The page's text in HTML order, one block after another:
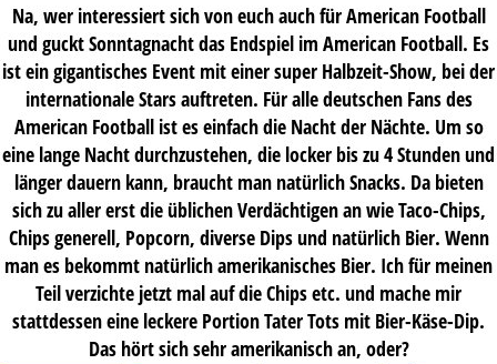
Na, wer interessiert sich von euch auch für American Football
und guckt Sonntagnacht das Endspiel im American Football. Es
ist ein gigantisches Event mit einer super Halbzeit-Show, bei der
internationale Stars auftreten. Für alle deutschen Fans des
American Football ist es einfach die Nacht der Nächte. Um so
eine lange Nacht durchzustehen, die locker bis zu 4 Stunden und
länger dauern kann, braucht man natürlich Snacks. Da bieten
sich zu aller erst die üblichen Verdächtigen an wie Taco-Chips,
Chips generell, Popcorn, diverse Dips und natürlich Bier. Wenn
man es bekommt natürlich amerikanisches Bier. Ich für meinen
Teil verzichte jetzt mal auf die Chips etc. und mache mir
stattdessen eine leckere Portion Tater Tots mit Bier-Käse-Dip.
Das hört sich sehr amerikanisch an, oder?